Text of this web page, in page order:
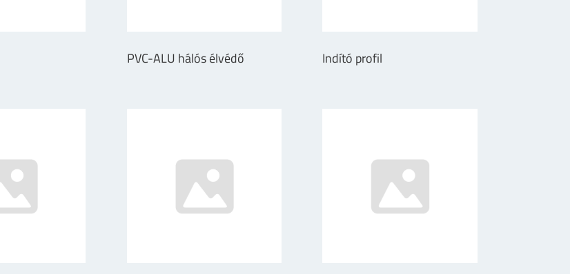
PVC-ALU hálós élvédő Indító profil